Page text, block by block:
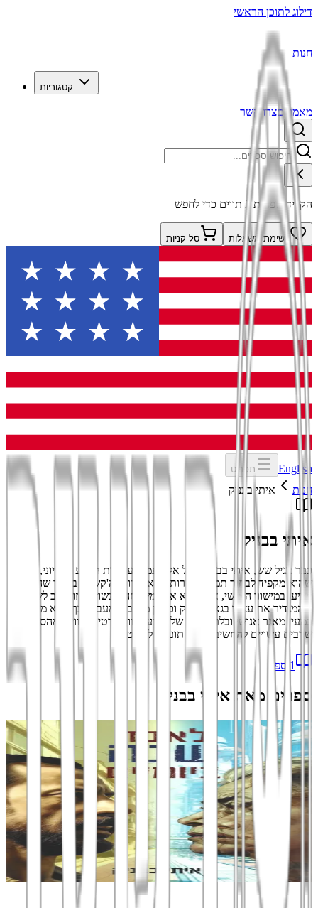
דילוג לתוכן הראשי
חנות
קטגוריות
מאמריםצרו קשר
הקלידו לפחות 2 תווים כדי לחפש
רשימת משאלות סל קניות
English תפריט
חנות איתי בבניק
איתי בבניק
כבר מגיל שש, איתי בבניק צולל אל מעמקי עולמות המדע הבדיוני, תוך
שהוא מקפיד לבחור תמיד ביצירות המאתגרות וה'קשות' ביותר שהז'אנר
מציע. במישור האישי, איתי הוא איש משפחה – נשוי, בן זוג ואב לשלושה
– המגדיר את עצמו בגאווה כגיק וכחנון מושבע. מעבר לכך, הוא משמש
כמעין מאגר אנושי ובלתי נדלה של מידע מגוון ופרטי טריוויה, מהסוג
שרבים עשויים להחשיב כחסר תועלת לחלוטין.
1 ספר
ספרים מאת איתי בבניק
הוספה לסל
כללי
לאבד שנה ביומיים
מדע בדיוני ישראלי על אהבה, זמן ונקמה
איתי בבניק